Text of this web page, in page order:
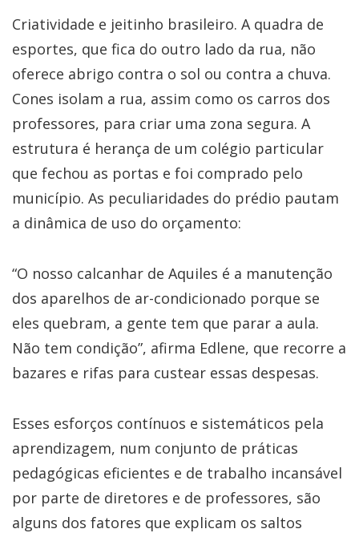
Criatividade e jeitinho brasileiro. A quadra de
esportes, que fica do outro lado da rua, não
oferece abrigo contra o sol ou contra a chuva.
Cones isolam a rua, assim como os carros dos
professores, para criar uma zona segura. A
estrutura é herança de um colégio particular
que fechou as portas e foi comprado pelo
município. As peculiaridades do prédio pautam
a dinâmica de uso do orçamento:
“O nosso calcanhar de Aquiles é a manutenção
dos aparelhos de ar-condicionado porque se
eles quebram, a gente tem que parar a aula.
Não tem condição”, afirma Edlene, que recorre a
bazares e rifas para custear essas despesas.
Esses esforços contínuos e sistemáticos pela
aprendizagem, num conjunto de práticas
pedagógicas eficientes e de trabalho incansável
por parte de diretores e de professores, são
alguns dos fatores que explicam os saltos